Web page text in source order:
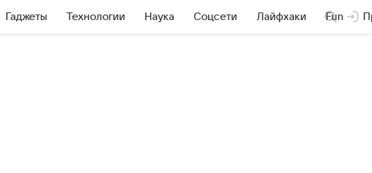
Гаджеты Технологии Наука Соцсети Лайфхаки Fun